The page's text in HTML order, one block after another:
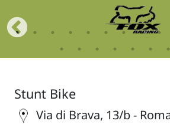
Stunt Bike
Via di Brava, 13/b -